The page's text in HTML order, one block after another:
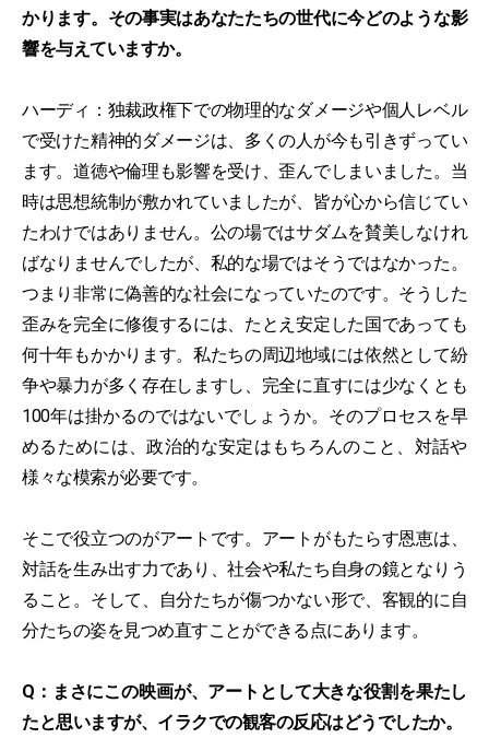
かります。その事実はあなたたちの世代に今どのような影
響を与えていますか。
ハーディ：独裁政権下での物理的なダメージや個人レベル
で受けた精神的ダメージは、多くの人が今も引きずってい
ます。道徳や倫理も影響を受け、歪んでしまいました。当
時は思想統制が敷かれていましたが、皆が心から信じてい
たわけではありません。公の場ではサダムを賛美しなけれ
ばなりませんでしたが、私的な場ではそうではなかった。
つまり非常に偽善的な社会になっていたのです。そうした
歪みを完全に修復するには、たとえ安定した国であっても
何十年もかかります。私たちの周辺地域には依然として紛
争や暴力が多く存在しますし、完全に直すには少なくとも
100年は掛かるのではないでしょうか。そのプロセスを早
めるためには、政治的な安定はもちろんのこと、対話や
様々な模索が必要です。
そこで役立つのがアートです。アートがもたらす恩恵は、
対話を生み出す力であり、社会や私たち自身の鏡となりう
ること。そして、自分たちが傷つかない形で、客観的に自
分たちの姿を見つめ直すことができる点にあります。
Q：まさにこの映画が、アートとして大きな役割を果たし
たと思いますが、イラクでの観客の反応はどうでしたか。